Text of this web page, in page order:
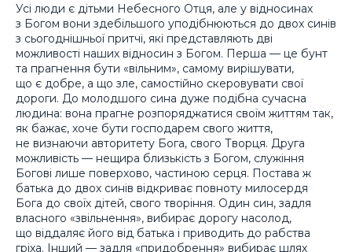
Усі люди є дітьми Небесного Отця, але у відносинах
з Богом вони здебільшого уподібнюються до двох синів
з сьогоднішньої притчі, які представляють дві
можливості наших відносин з Богом. Перша — це бунт
та прагнення бути «вільним», самому вирішувати,
що є добре, а що зле, самостійно скеровувати свої
дороги. До молодшого сина дуже подібна сучасна
людина: вона прагне розпоряджатися своїм життям так,
як бажає, хоче бути господарем свого життя,
не визнаючи авторитету Бога, свого Творця. Друга
можливість — нещира близькість з Богом, служіння
Богові лише поверхово, частиною серця. Постава ж
батька до двох синів відкриває повноту милосердя
Бога до своїх дітей, свого творіння. Один син, задля
власного «звільнення», вибирає дорогу насолод,
що віддаляє його від батька і приводить до рабства
гріха. Інший — задля «придобрення» вибирає шлях